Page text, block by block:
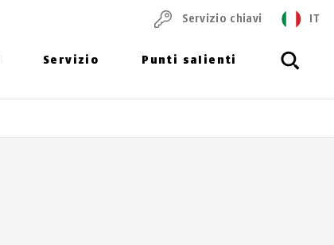
Servizio Punti salienti
Servizio chiavi IT